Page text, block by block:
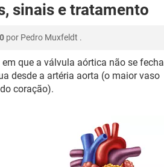
sinais e tratamento
por Pedro Muxfeldt .
que a válvula aórtica não se fecha
desde a artéria aorta (o maior vaso
coração).